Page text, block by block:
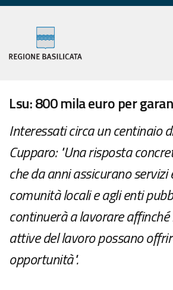
Lsu: 800 mila euro per
Interessati circa un centinaio
Cupparo: "Una risposta
che da anni assicurano servizi
comunità locali e agli enti
continuerà a lavorare
attive del lavoro possano
opportunità".